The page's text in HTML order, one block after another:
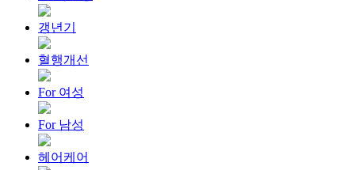
갱년기
혈행개선
For 여성
For 남성
헤어케어